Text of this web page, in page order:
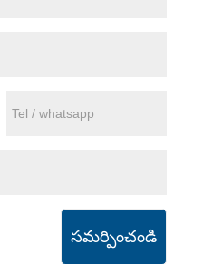
సమర్పించండి